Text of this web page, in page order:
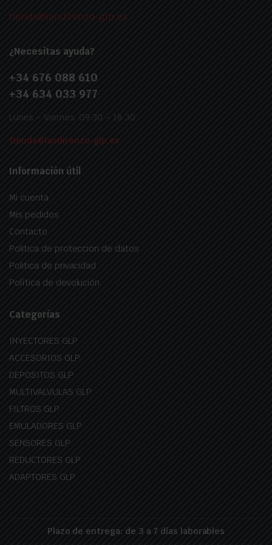
tienda@landirenzo-glp.es
¿Necesitas ayuda?
+34 676 088 610
+34 634 033 977
Lunes – Viernes: 09:30 – 18:30
tienda@landirenzo-glp.es
Información útil
Mi cuenta
Mis pedidos
Contacto
Politica de proteccion de datos
Politica de privacidad
Política de devolución
Categorías
INYECTORES GLP
ACCESORIOS GLP
DEPOSITOS GLP
MULTIVALVULAS GLP
FILTROS GLP
EMULADORES GLP
SENSORES GLP
REDUCTORES GLP
ADAPTORES GLP
Plazo de entrega: de 3 a 7 días laborables